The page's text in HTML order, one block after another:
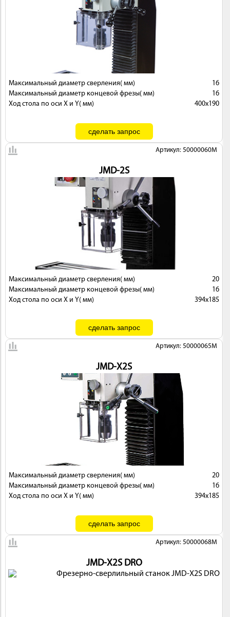
Максимальный диаметр сверления( мм)
16
Максимальный диаметр концевой фрезы( мм)
16
Ход стола по оси X и Y( мм)
400х190
Артикул: 50000060M
JMD-2S
Максимальный диаметр сверления( мм)
20
Максимальный диаметр концевой фрезы( мм)
16
Ход стола по оси X и Y( мм)
394х185
Артикул: 50000065M
JMD-X2S
Максимальный диаметр сверления( мм)
20
Максимальный диаметр концевой фрезы( мм)
16
Ход стола по оси X и Y( мм)
394х185
Артикул: 50000068M
JMD-X2S DRO